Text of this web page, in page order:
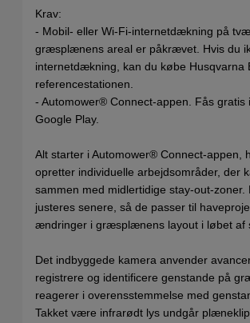
Krav: ​
- Mobil- eller Wi-Fi-internetdækning på
græsplænens areal​ er påkrævet. Hvis du
internetdækning, kan du købe Husqvarna
referencestationen.
- Automower® Connect-appen. Fås gratis
Google Play.
Alt starter i Automower® Connect-appen,
opretter individuelle arbejdsområder, der
sammen med midlertidige stay-out-zoner.
justeres senere, så de passer til
ændringer i græsplænens layout i løbet af
Det indbyggede kamera anvender
registrere og identificere genstande på
reagerer i overensstemmelse med
Takket være infrarødt lys undgår